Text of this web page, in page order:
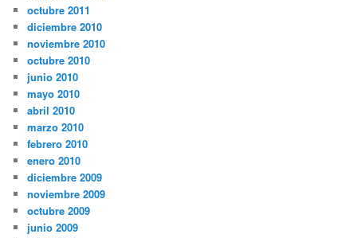
octubre 2011
diciembre 2010
noviembre 2010
octubre 2010
junio 2010
mayo 2010
abril 2010
marzo 2010
febrero 2010
enero 2010
diciembre 2009
noviembre 2009
octubre 2009
junio 2009